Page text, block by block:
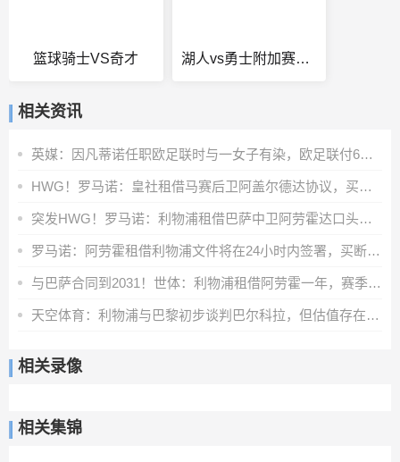
篮球骑士VS奇才 湖人vs勇士附加赛全场回放
相关资讯
英媒：因凡蒂诺任职欧足联时与一女子有染，欧足联付6位数封口费
HWG！罗马诺：皇社租借马赛后卫阿盖尔德达协议，买断费1100万欧
突发HWG！罗马诺：利物浦租借巴萨中卫阿劳霍达口头协议
罗马诺：阿劳霍租借利物浦文件将在24小时内签署，买断条款非强制
与巴萨合同到2031！世体：利物浦租借阿劳霍一年，赛季末可选买断
天空体育：利物浦与巴黎初步谈判巴尔科拉，但估值存在巨大差距
相关录像
相关集锦